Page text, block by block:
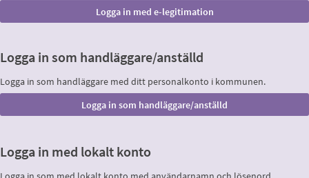
Logga in som handläggare/anställd
Logga in som handläggare med ditt personalkonto i kommunen.
Logga in med lokalt konto